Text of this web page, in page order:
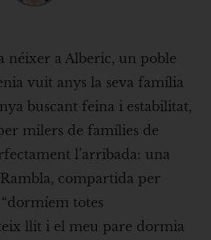
néixer a Alberic, un poble
vuit anys la seva família
buscant feina i estabilitat,
milers de famílies de
l’arribada: una
compartida per
totes
llit i el meu pare dormia